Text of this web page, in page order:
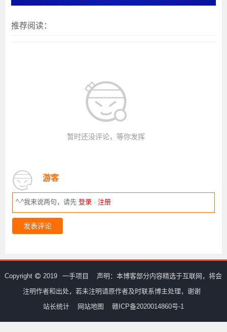
推荐阅读：
暂时还没评论，等你发挥
游客
^-^我来说两句，请先登录 · 注册
发表评论
Copyright 2019 一手项目
声明：本博客部分内容精选于互联网，将会
注明作者和出处，若未注明请原作者及时联系博主处理，谢谢
站长统计
网站地图 赣ICP备2020014860号-1